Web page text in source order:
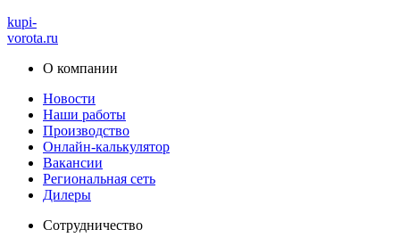
kupi-
vorota.ru
О компании
Новости
Наши работы
Производство
Онлайн-калькулятор
Вакансии
Региональная сеть
Дилеры
Сотрудничество